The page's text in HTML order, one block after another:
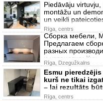
Piedāvāju
montāžu un
un veikli
Rīga, centrs
Сборка мебели,
Предлагаем
разных
и установка: Кух
Rīga, Dzegužkalns
Esmu
kurš ne tikai
– lai rezultāts
Rīga, centrs